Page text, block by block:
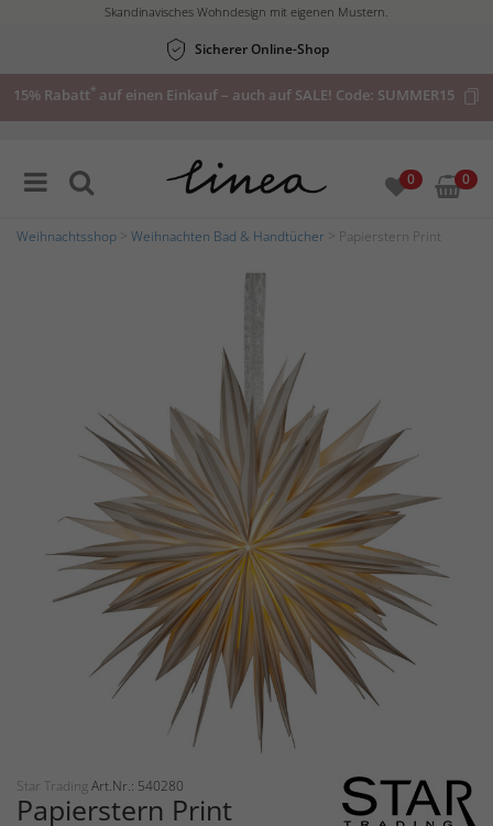
Skandinavisches Wohndesign mit eigenen Mustern.
Sicherer Online-Shop
15% Rabatt* auf einen Einkauf – auch auf SALE! Code: SUMMER15
0 0
Weihnachtsshop Weihnachten Bad & Handtücher > Papierstern Print
Star Trading Art.Nr.: 540280
Papierstern Print